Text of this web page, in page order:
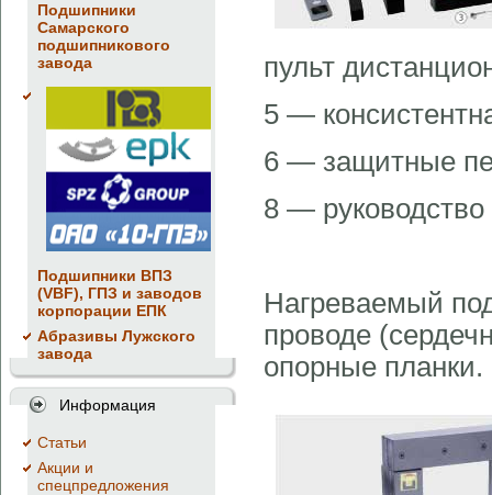
Подшипники
Самарского
подшипникового
завода
Подшипники ВПЗ
(VBF), ГПЗ и заводов
корпорации ЕПК
Абразивы Лужского
завода
Информация
Cтатьи
Акции и
спецпредложения
пульт
5 —
6 — защитные
8 — руководство
Нагреваемый
проводе
опорные планки.